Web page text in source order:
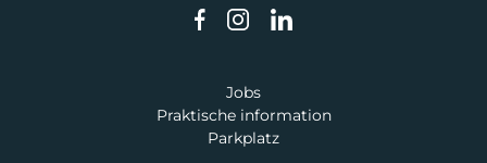
Jobs
Praktische information
Parkplatz